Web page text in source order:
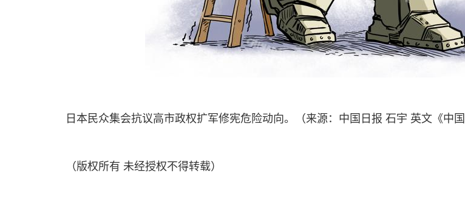
日本民众集会抗议高市政权扩军修宪危险动向。（来源：中国日报 石宇 英文《中
（版权所有 未经授权不得转载）